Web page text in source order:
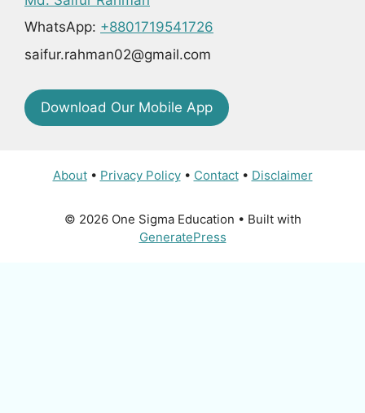
WhatsApp: +8801719541726
saifur.rahman02@gmail.com
Download Our Mobile App
About• Privacy Policy• Contact• Disclaimer
© 2026 One Sigma Education • Built with
GeneratePress